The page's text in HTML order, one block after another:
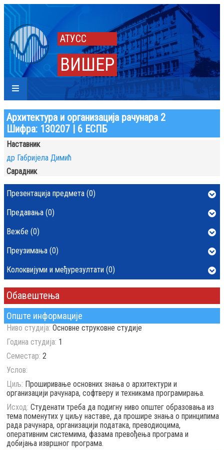
АТУСС
ВИШЕР
Архитектура и организација рачунара 2
Шифра: 130207 | 6 ЕСПБ
Опште информације
Ниво студија: Основне струковне студије
Година студија: 1
Семестар: 2
Услов:
Циљ: Проширивање основних знања о архитектури и
организацији рачунара, софтверу и техникама програмирања.
Исход: Студенати треба да подигну ниво општег образовања из
тема поменутих у циљу наставе, да прошире знања о принципима
рада рачунара, организацији података, преводиоцима,
оперативним системима, фазама превођења програма и
добијања извршног програма.
Наставник
др Габријела Димић
Сарадник
Презентација предмета (0)
Предавања (0)
Вежбе (0)
Преузимања (0)
Колоквијуми и међурезултати (0)
Обавештења